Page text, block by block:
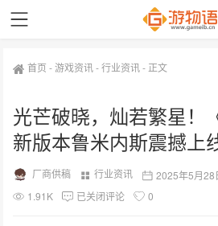
首页 -游戏资讯-行业资讯- 正文
光芒破晓，灿若繁星！
新版本鲁米内斯震撼上
厂商供稿 行业资讯
2025年5月28
1.91K
已关闭评论 0